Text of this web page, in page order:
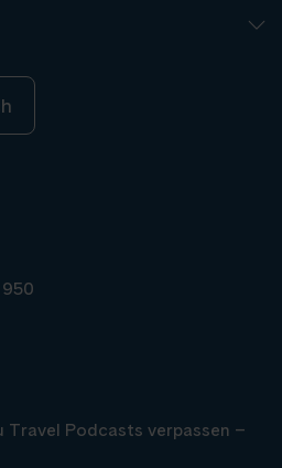
Travel Podcasts verpassen –